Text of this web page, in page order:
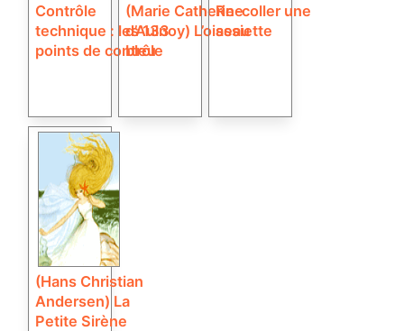
Contrôle
technique : les 133
points de contrôle
(Marie Catherine
d’Aulnoy) L’oiseau
bleu
Re-coller une
assiette
(Hans Christian
Andersen) La
Petite Sirène